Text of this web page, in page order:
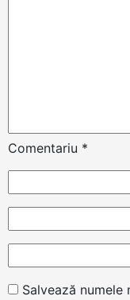
Comentariu *
Salvează